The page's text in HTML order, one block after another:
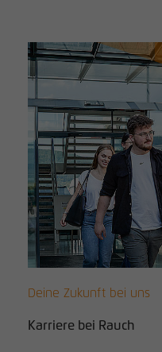
Deine Zukunft bei uns
Karriere bei Rauch